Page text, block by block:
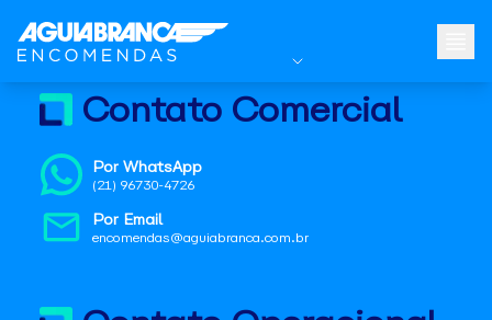
Contato Comercial
Por WhatsApp
(21) 96730-4726
Por Email
encomendas@aguiabranca.com.br